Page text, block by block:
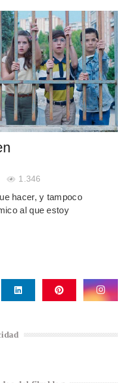
1.346
hacer, y tampoco
al que estoy